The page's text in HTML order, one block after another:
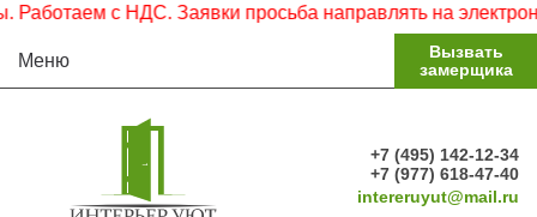
с НДС. Заявки просьба направлять на электронную
Меню
Вызвать
замерщика
+7 (495) 142-12-34
+7 (977) 618-47-40
intereruyut@mail.ru